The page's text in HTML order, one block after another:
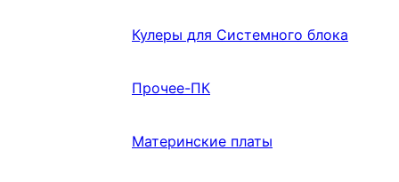
Кулеры для Системного блока
Прочее-ПК
Материнские платы